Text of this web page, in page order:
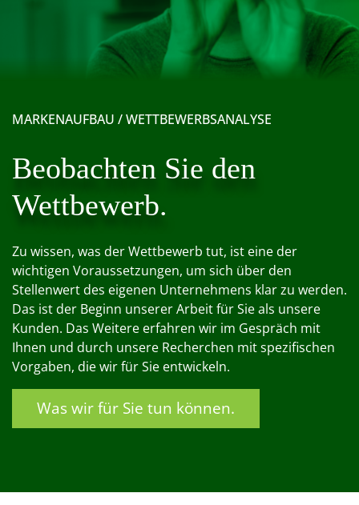
MARKENAUFBAU / WETTBEWERBSANALYSE
Beobachten Sie den
Wettbewerb.
Zu wissen, was der Wettbewerb tut, ist eine der
wichtigen Voraussetzungen, um sich über den
Stellenwert des eigenen Unternehmens klar zu werden.
Das ist der Beginn unserer Arbeit für Sie als unsere
Kunden. Das Weitere erfahren wir im Gespräch mit
Ihnen und durch unsere Recherchen mit spezifischen
Vorgaben, die wir für Sie entwickeln.
Was wir für Sie tun können.